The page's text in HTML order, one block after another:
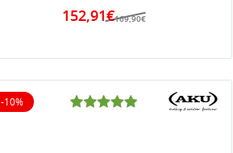
169,90€
152,91€
-10%
10% reduziert